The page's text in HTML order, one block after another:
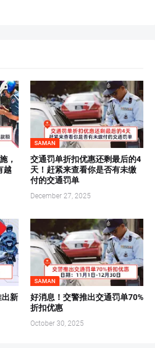
，
越
SAMAN
交通罚单折扣优惠还剩最后的4
天！赶紧来查看你是否有未缴
付的交通罚单
December 27, 2025
出新
SAMAN
好消息！交警推出交通罚单70%
折扣优惠
October 30, 2025